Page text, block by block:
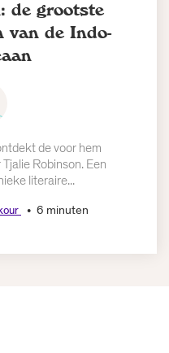
de grootste
van de Indo-
de voor hem
Robinson. Een
literaire...
6 minuten